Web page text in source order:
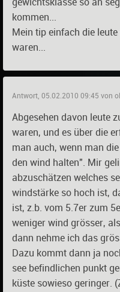
kommen...
Mein tip einfach die
waren...
Antwort, 05.02.2010 09:45 von
Abgesehen davon leute
waren, und es über die
man auch, wenn man
den wind halten". Mir
abzuschätzen welches
windstärke so hoch ist,
ist, z.b. vom 5.7er zum
weniger wind grösser,
dann nehme ich das
Dazu kommt dann ja
see befindlichen punkt
küste sowieso geringer.